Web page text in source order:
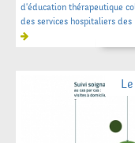
d'éducation thérapeutique
des services hospitaliers des